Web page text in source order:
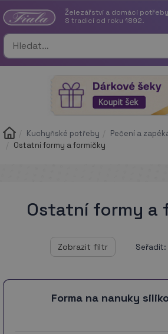
Železářství a domácí
S tradicí od roku 1892.
Kuchyňské potřeby Pečení a
Ostatní formy a formičky
Ostatní formy a
Seřadit:
Forma na nanuky